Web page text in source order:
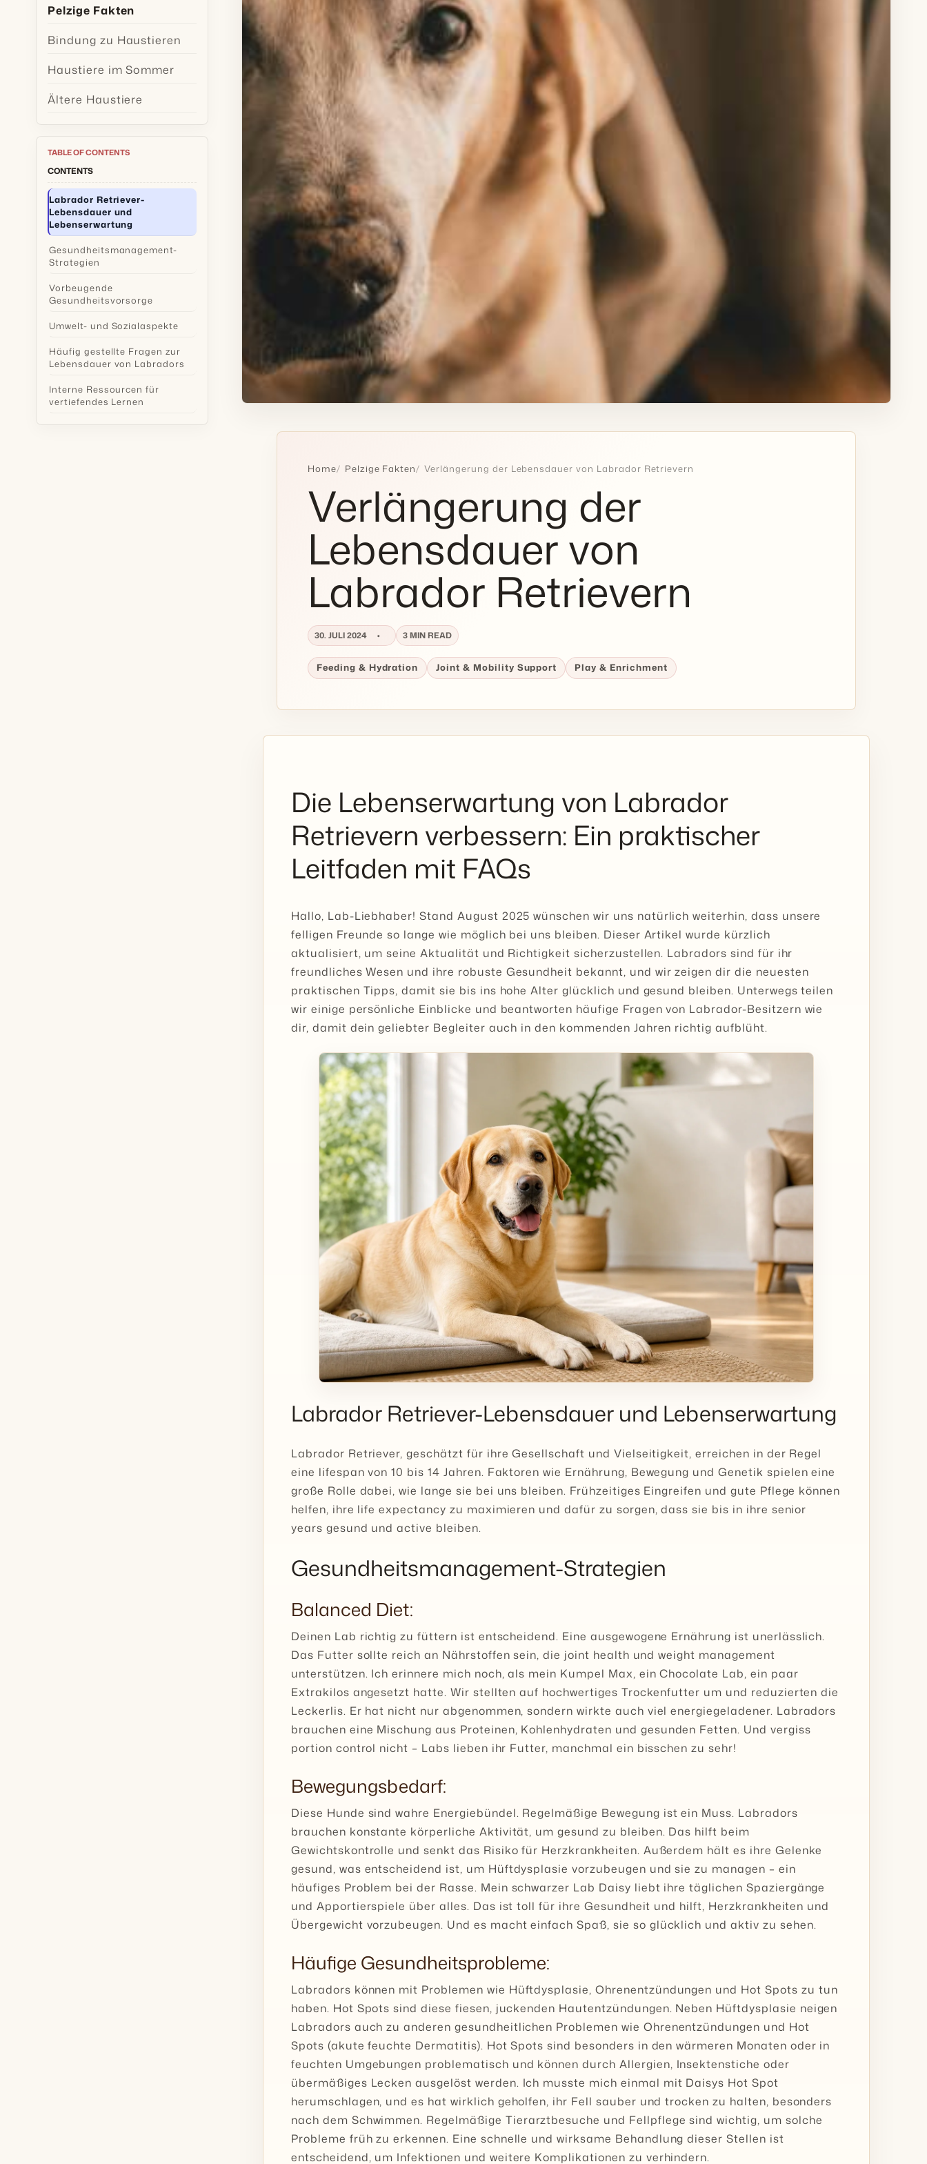
Pelzige Fakten
Bindung zu Haustieren
Haustiere im Sommer
Ältere Haustiere
TABLE OF CONTENTS
CONTENTS
Labrador Retriever-
Lebensdauer und
Lebenserwartung
Gesundheitsmanagement-
Strategien
Vorbeugende
Gesundheitsvorsorge
Umwelt- und Sozialaspekte
Häufig gestellte Fragen zur
Lebensdauer von Labradors
Interne Ressourcen für
vertiefendes Lernen
Home Pelzige Fakten Verlängerung der Lebensdauer von Labrador Retrievern
Verlängerung der
Lebensdauer von
Labrador Retrievern
30. JULI 2024 3 MIN READ
Feeding & Hydration Joint & Mobility Support Play & Enrichment
Die Lebenserwartung von Labrador
Retrievern verbessern: Ein praktischer
Leitfaden mit FAQs
Hallo, Lab-Liebhaber! Stand August 2025 wünschen wir uns natürlich weiterhin, dass unsere
felligen Freunde so lange wie möglich bei uns bleiben. Dieser Artikel wurde kürzlich
aktualisiert, um seine Aktualität und Richtigkeit sicherzustellen. Labradors sind für ihr
freundliches Wesen und ihre robuste Gesundheit bekannt, und wir zeigen dir die neuesten
praktischen Tipps, damit sie bis ins hohe Alter glücklich und gesund bleiben. Unterwegs teilen
wir einige persönliche Einblicke und beantworten häufige Fragen von Labrador-Besitzern wie
dir, damit dein geliebter Begleiter auch in den kommenden Jahren richtig aufblüht.
Labrador Retriever-Lebensdauer und Lebenserwartung
Labrador Retriever, geschätzt für ihre Gesellschaft und Vielseitigkeit, erreichen in der Regel
eine lifespan von 10 bis 14 Jahren. Faktoren wie Ernährung, Bewegung und Genetik spielen eine
große Rolle dabei, wie lange sie bei uns bleiben. Frühzeitiges Eingreifen und gute Pflege können
helfen, ihre life expectancy zu maximieren und dafür zu sorgen, dass sie bis in ihre senior
years gesund und active bleiben.
Gesundheitsmanagement-Strategien
Balanced Diet:
Deinen Lab richtig zu füttern ist entscheidend. Eine ausgewogene Ernährung ist unerlässlich.
Das Futter sollte reich an Nährstoffen sein, die joint health und weight management
unterstützen. Ich erinnere mich noch, als mein Kumpel Max, ein Chocolate Lab, ein paar
Extrakilos angesetzt hatte. Wir stellten auf hochwertiges Trockenfutter um und reduzierten die
Leckerlis. Er hat nicht nur abgenommen, sondern wirkte auch viel energiegeladener. Labradors
brauchen eine Mischung aus Proteinen, Kohlenhydraten und gesunden Fetten. Und vergiss
portion control nicht – Labs lieben ihr Futter, manchmal ein bisschen zu sehr!
Bewegungsbedarf:
Diese Hunde sind wahre Energiebündel. Regelmäßige Bewegung ist ein Muss. Labradors
brauchen konstante körperliche Aktivität, um gesund zu bleiben. Das hilft beim
Gewichtskontrolle und senkt das Risiko für Herzkrankheiten. Außerdem hält es ihre Gelenke
gesund, was entscheidend ist, um Hüftdysplasie vorzubeugen und sie zu managen – ein
häufiges Problem bei der Rasse. Mein schwarzer Lab Daisy liebt ihre täglichen Spaziergänge
und Apportierspiele über alles. Das ist toll für ihre Gesundheit und hilft, Herzkrankheiten und
Übergewicht vorzubeugen. Und es macht einfach Spaß, sie so glücklich und aktiv zu sehen.
Häufige Gesundheitsprobleme:
Labradors können mit Problemen wie Hüftdysplasie, Ohrenentzündungen und Hot Spots zu tun
haben. Hot Spots sind diese fiesen, juckenden Hautentzündungen. Neben Hüftdysplasie neigen
Labradors auch zu anderen gesundheitlichen Problemen wie Ohrenentzündungen und Hot
Spots (akute feuchte Dermatitis). Hot Spots sind besonders in den wärmeren Monaten oder in
feuchten Umgebungen problematisch und können durch Allergien, Insektenstiche oder
übermäßiges Lecken ausgelöst werden. Ich musste mich einmal mit Daisys Hot Spot
herumschlagen, und es hat wirklich geholfen, ihr Fell sauber und trocken zu halten, besonders
nach dem Schwimmen. Regelmäßige Tierarztbesuche und Fellpflege sind wichtig, um solche
Probleme früh zu erkennen. Eine schnelle und wirksame Behandlung dieser Stellen ist
entscheidend, um Infektionen und weitere Komplikationen zu verhindern.